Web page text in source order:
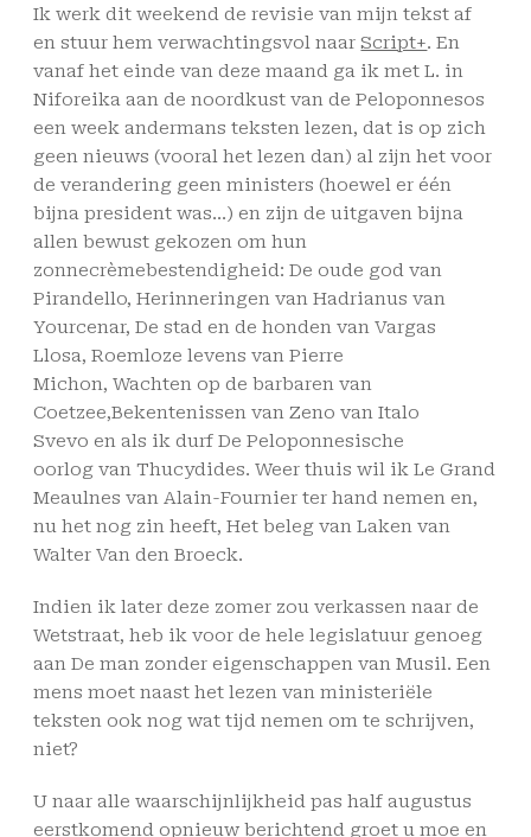
Ik werk dit weekend de revisie van mijn tekst af
en stuur hem verwachtingsvol naarScript+. En
vanaf het einde van deze maand ga ik met L. in
Niforeika aan de noordkust van de Peloponnesos
een week andermans teksten lezen, dat is op zich
geen nieuws (vooral het lezen dan) al zijn het voor
de verandering geen ministers (hoewel er één
bijna president was…) en zijn de uitgaven bijna
allen bewust gekozen om hun
zonnecrèmebestendigheid: De oude god van
Pirandello, Herinneringen van Hadrianus van
Yourcenar, De stad en de honden van Vargas
Llosa, Roemloze levens van Pierre
Michon, Wachten op de barbaren van
Coetzee,Bekentenissen van Zeno van Italo
Svevo en als ik durf De Peloponnesische
oorlog van Thucydides. Weer thuis wil ik Le Grand
Meaulnes van Alain-Fournier ter hand nemen en,
nu het nog zin heeft, Het beleg van Laken van
Walter Van den Broeck.
Indien ik later deze zomer zou verkassen naar de
Wetstraat, heb ik voor de hele legislatuur genoeg
aan De man zonder eigenschappen van Musil. Een
mens moet naast het lezen van ministeriële
teksten ook nog wat tijd nemen om te schrijven,
niet?
U naar alle waarschijnlijkheid pas half augustus
eerstkomend opnieuw berichtend groet u moe en